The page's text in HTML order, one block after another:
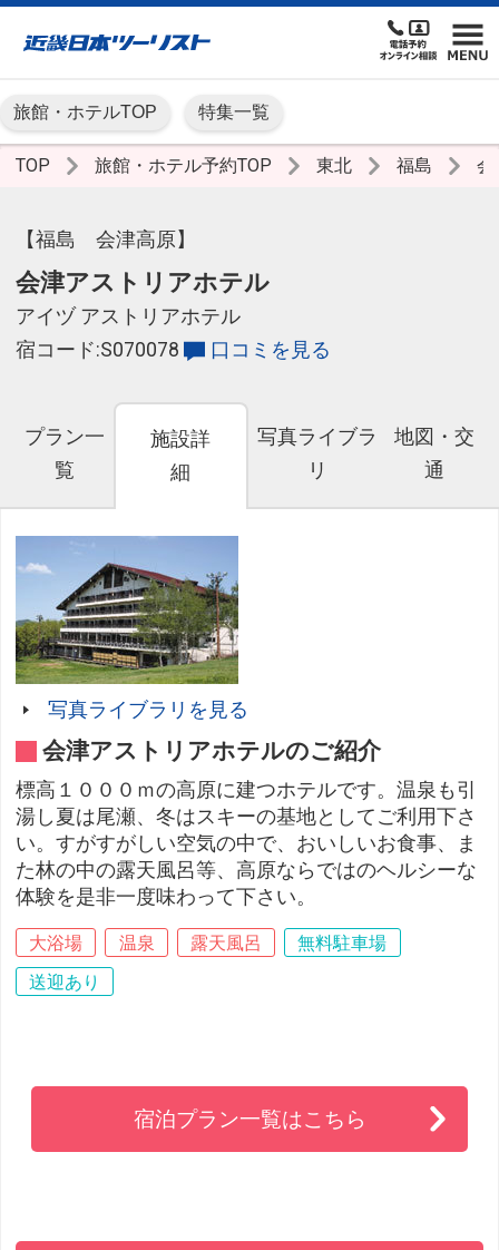
旅館・ホテルTOP 特集一覧
TOP 旅館・ホテル予約TOP 東北 福島 会
【福島 会津高原】
会津アストリアホテル
アイヅ アストリアホテル
宿コード:S070078
口コミを見る
プラン一
覧
施設詳
細
写真ライブラ
リ
地図・交
通
写真ライブラリを見る
会津アストリアホテルのご紹介
標高１０００ｍの高原に建つホテルです。温泉も引
湯し夏は尾瀬、冬はスキーの基地としてご利用下さ
い。すがすがしい空気の中で、おいしいお食事、ま
た林の中の露天風呂等、高原ならではのヘルシーな
体験を是非一度味わって下さい。
大浴場 温泉 露天風呂
無料駐車場
送迎あり
宿泊プラン一覧はこちら